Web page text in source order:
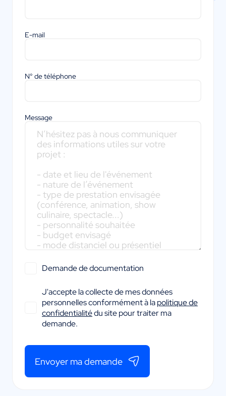
E-mail
N° de téléphone
Message
Demande de documentation
J'accepte la collecte de mes données
personnelles conformément à lapolitique de
confidentialitédu site pour traiter ma
demande.
Envoyer ma demande